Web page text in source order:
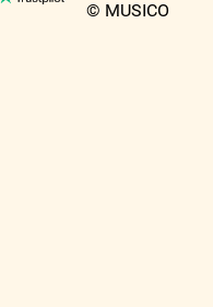
© MUSICO